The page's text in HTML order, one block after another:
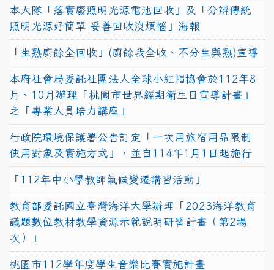
本大隊「落實廢照明光源電池回收」及「分辨傳統
照明光源好簡單 妥善回收沒煩惱」海報
「生熟廚餘全回收」(廚餘我全收、不分生與熟)宣導
本府社會局委託社團法人全球小紅帽協會於112年8
月、10月辦理「桃園市世界經期衛生日宣導計畫」
之「專業人員培力講座」
行政院環境保護署公告訂定「一次用旅宿用品限制
使用對象及實施方式」，並自114年1月1日起施行
「112年中小學教師氣候變遷講習活動」
教育部委託國立臺灣海洋大學辦理「2023海洋教育
議題數位教材教學資源示範說明研習計畫（第2場
次）」
桃園市112學年度學生音樂比賽實施計畫